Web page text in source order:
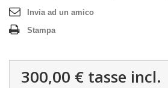
Invia ad un amico
Stampa
300,00 € tasse incl.